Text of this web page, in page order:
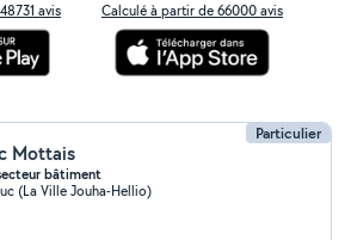
avis Calculé à partir de 66000 avis
Particulier
Mottais
bâtiment
(La Ville Jouha-Hellio)